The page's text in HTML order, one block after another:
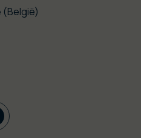
(België)